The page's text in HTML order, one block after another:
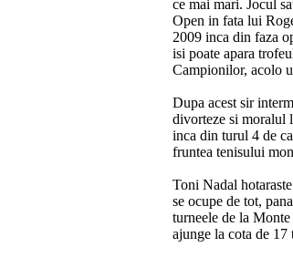
ce mai mari. Jocul
Open in fata lui
2009 inca din faza
isi poate apara
Campionilor, acolo
Dupa acest sir
divorteze si moralul
inca din turul 4 de
fruntea tenisului
Toni Nadal
se ocupe de tot,
turneele de la
ajunge la cota de 17